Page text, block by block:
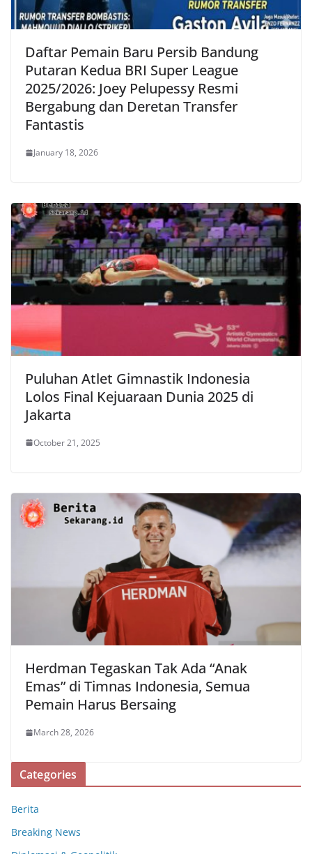
Daftar Pemain Baru Persib Bandung
Putaran Kedua BRI Super League
2025/2026: Joey Pelupessy Resmi
Bergabung dan Deretan Transfer
Fantastis
January 18, 2026
Puluhan Atlet Gimnastik Indonesia
Lolos Final Kejuaraan Dunia 2025 di
Jakarta
October 21, 2025
Herdman Tegaskan Tak Ada “Anak
Emas” di Timnas Indonesia, Semua
Pemain Harus Bersaing
March 28, 2026
Categories
Berita
Breaking News